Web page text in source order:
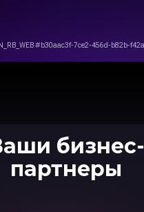
бизнес-
партнеры